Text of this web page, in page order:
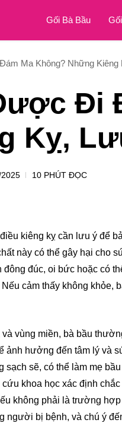
Gối Bà Bầu
Ma Không? Những Kiêng
Đi
Kỵ,
10 PHÚT ĐỌC
kiêng kỵ cần lưu ý để
này có thể gây hại cho
đúc, oi bức hoặc có
cảm thấy không
vùng miền, bà bầu
ảnh hưởng đến tâm lý và
sẽ, có thể làm mẹ
cứu khoa học xác định
không phải là trường
người bị bệnh, và chú ý